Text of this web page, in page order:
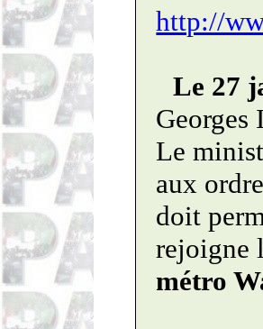
http://
Le 27
Le
aux
doit
rejoigne
métro